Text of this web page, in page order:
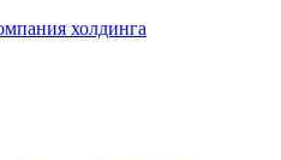
холдинга